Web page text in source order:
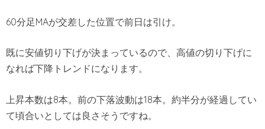
60分足MAが交差した位置で前日は引け。
既に安値切り下げが決まっているので、高値の切り下げに
なれば下降トレンドになります。
上昇本数は8本。前の下落波動は18本。約半分が経過してい
て頃合いとしては良さそうですね。